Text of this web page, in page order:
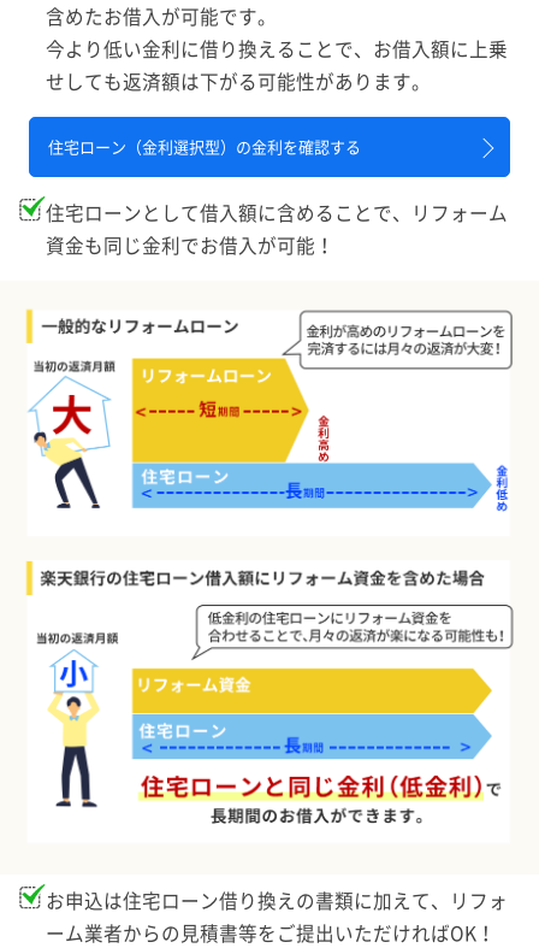
含めたお借入が可能です。
今より低い金利に借り換えることで、お借入額に上乗
せしても返済額は下がる可能性があります。
住宅ローン（金利選択型）の金利を確認する
住宅ローンとして借入額に含めることで、リフォーム
資金も同じ金利でお借入が可能！
お申込は住宅ローン借り換えの書類に加えて、リフォ
ーム業者からの見積書等をご提出いただければOK！